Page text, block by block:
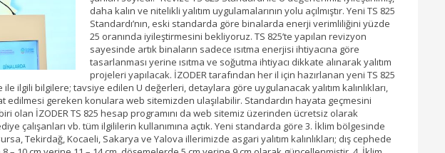
daha kalın ve nitelikli yalıtım uygulamalarının yolu açılmıştır. Yeni TS 825
Standardı’nın, eski standarda göre binalarda enerji verimliliğini yüzde
25 oranında iyileştirmesini bekliyoruz. TS 825’te yapılan revizyon
sayesinde artık binaların sadece ısıtma enerjisi ihtiyacına göre
tasarlanması yerine ısıtma ve soğutma ihtiyacı dikkate alınarak yalıtım
projeleri yapılacak. İZODER tarafından her il için hazırlanan yeni TS 825
ilgili bilgilere; tavsiye edilen U değerleri, detaylara göre uygulanacak yalıtım kalınlıkları,
edilmesi gereken konulara web sitemizden ulaşılabilir. Standardın hayata geçmesini
olan İZODER TS 825 hesap programını da web sitemiz üzerinden ücretsiz olarak
çalışanları vb. tüm ilgililerin kullanımına açtık. Yeni standarda göre 3. İklim bölgesinde
Tekirdağ, Kocaeli, Sakarya ve Yalova illerimizde asgari yalıtım kalınlıkları; dış cephede